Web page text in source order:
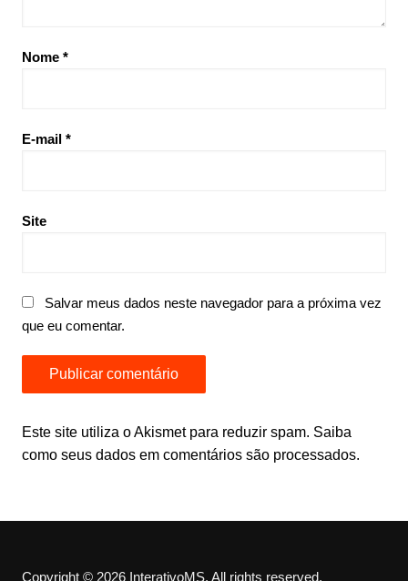
Nome *
E-mail *
Site
Salvar meus dados neste navegador para a próxima vez
que eu comentar.
Este site utiliza o Akismet para reduzir spam. Saiba
como seus dados em comentários são processados.
Copyright © 2026 InterativoMS. All rights reserved.